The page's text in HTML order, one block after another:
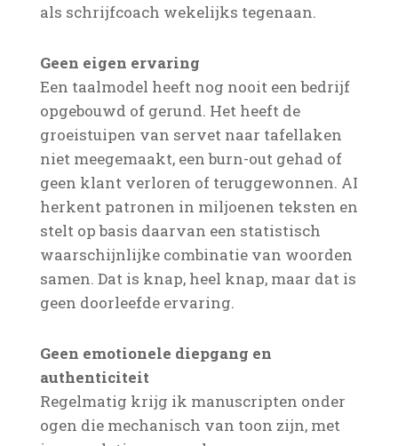
als schrijfcoach wekelijks tegenaan.
Geen eigen ervaring
Een taalmodel heeft nog nooit een bedrijf
opgebouwd of gerund. Het heeft de
groeistuipen van servet naar tafellaken
niet meegemaakt, een burn-out gehad of
geen klant verloren of teruggewonnen. AI
herkent patronen in miljoenen teksten en
stelt op basis daarvan een statistisch
waarschijnlijke combinatie van woorden
samen. Dat is knap, heel knap, maar dat is
geen doorleefde ervaring.
Geen emotionele diepgang en
authenticiteit
Regelmatig krijg ik manuscripten onder
ogen die mechanisch van toon zijn, met